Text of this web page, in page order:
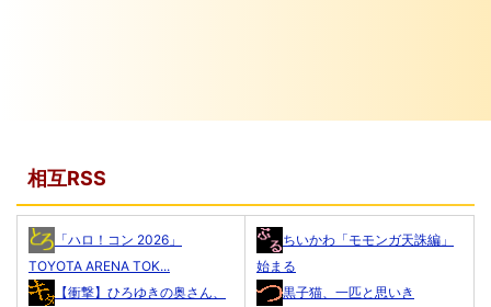
相互RSS
「ハロ！コン 2026」
TOYOTA ARENA TOK...
【衝撃】ひろゆきの奥さん、
ちいかわ「モモンガ天誅編」
始まる
黒子猫、一匹と思いき